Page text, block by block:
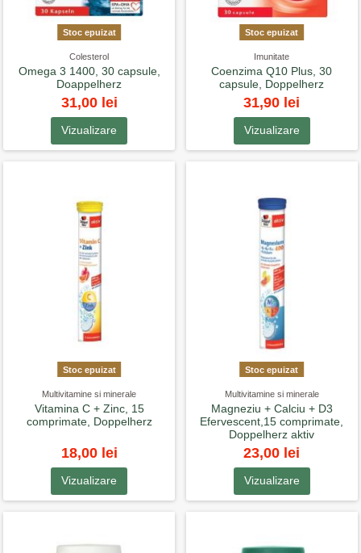
Stoc epuizat
Colesterol
Omega 3 1400, 30 capsule,
Doappelherz
31,00 lei
Vizualizare
Stoc epuizat
Imunitate
Coenzima Q10 Plus, 30
capsule, Doppelherz
31,90 lei
Vizualizare
Stoc epuizat
Multivitamine si minerale
Vitamina C + Zinc, 15
comprimate, Doppelherz
18,00 lei
Vizualizare
Stoc epuizat
Multivitamine si minerale
Magneziu + Calciu + D3
Efervescent,15 comprimate,
Doppelherz aktiv
23,00 lei
Vizualizare